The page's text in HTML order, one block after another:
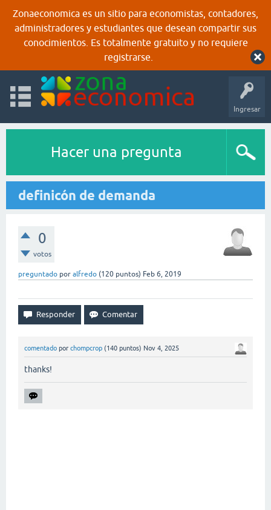
Zonaeconomica es un sitio para economistas, contadores,
administradores y estudiantes que desean compartir sus
conocimientos. Es totalmente gratuito y no requiere
registrarse.
Ingresar
Hacer una pregunta
definicón de demanda
0
votos
preguntado por alfredo (120 puntos) Feb 6, 2019
comentado por chompcrop (140 puntos) Nov 4, 2025
thanks!